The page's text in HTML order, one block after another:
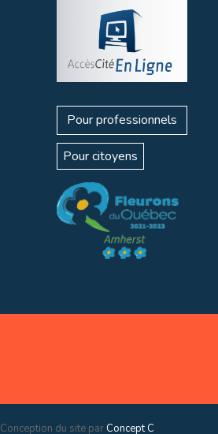
Pour professionnels
Pour citoyens
Conception du site par Concept C